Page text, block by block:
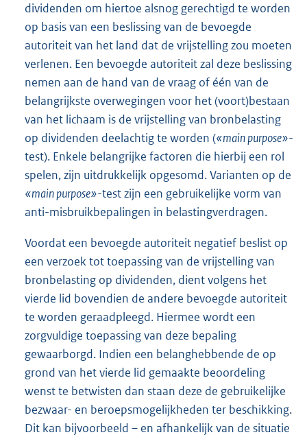
dividenden om hiertoe alsnog gerechtigd te worden
op basis van een beslissing van de bevoegde
autoriteit van het land dat de vrijstelling zou moeten
verlenen. Een bevoegde autoriteit zal deze beslissing
nemen aan de hand van de vraag of één van de
belangrijkste overwegingen voor het (voort)bestaan
van het lichaam is de vrijstelling van bronbelasting
op dividenden deelachtig te worden («main purpose»-
test). Enkele belangrijke factoren die hierbij een rol
spelen, zijn uitdrukkelijk opgesomd. Varianten op de
«main purpose»-test zijn een gebruikelijke vorm van
anti-misbruikbepalingen in belastingverdragen.
Voordat een bevoegde autoriteit negatief beslist op
een verzoek tot toepassing van de vrijstelling van
bronbelasting op dividenden, dient volgens het
vierde lid bovendien de andere bevoegde autoriteit
te worden geraadpleegd. Hiermee wordt een
zorgvuldige toepassing van deze bepaling
gewaarborgd. Indien een belanghebbende de op
grond van het vierde lid gemaakte beoordeling
wenst te betwisten dan staan deze de gebruikelijke
bezwaar- en beroepsmogelijkheden ter beschikking.
Dit kan bijvoorbeeld – en afhankelijk van de situatie